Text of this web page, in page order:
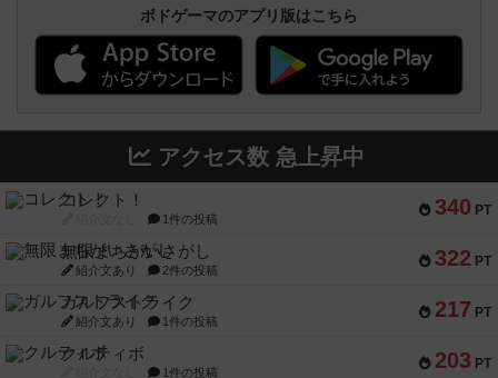
ボドゲーマのアプリ版はこちら
アクセス数 急上昇中
340 PT
コレクト！
1件の投稿
322 PT
無限まちがいさがし
紹介文あり 2件の投稿
217 PT
ガルフストライク
紹介文あり 1件の投稿
203 PT
クルティボ
1件の投稿